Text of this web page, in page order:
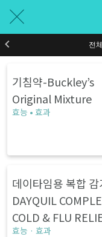
전
기침약-Buckley’s
Original Mixture
효능 • 효과
데이타임용 복합
DAYQUIL
COLD & FLU
효능 · 효과